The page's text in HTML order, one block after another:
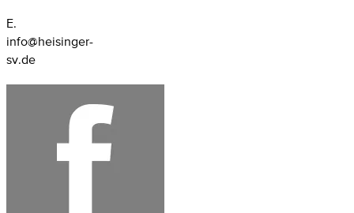
E.
info@heisinger-
sv.de